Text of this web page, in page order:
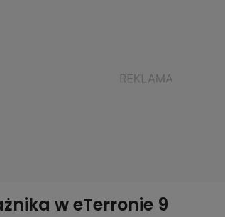
w eTerronie 9